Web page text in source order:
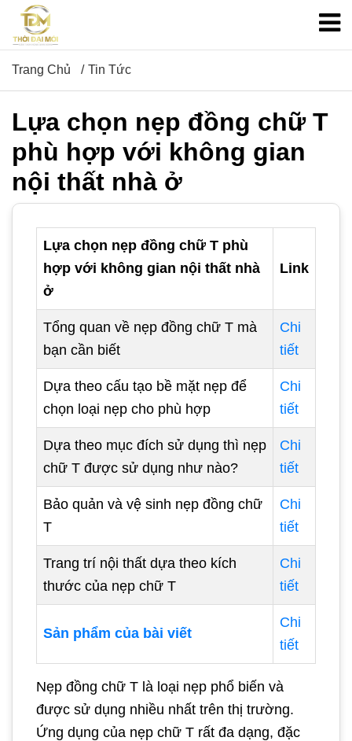
Trang Chủ Tin Tức
Lựa chọn nẹp đồng chữ T
phù hợp với không gian
nội thất nhà ở
Lựa chọn nẹp đồng chữ T phù
hợp với không gian nội thất nhà
ở
Link
Tổng quan về nẹp đồng chữ T mà
bạn cần biết
Chi
tiết
Dựa theo cấu tạo bề mặt nẹp để
chọn loại nẹp cho phù hợp
Chi
tiết
Dựa theo mục đích sử dụng thì nẹp
chữ T được sử dụng như nào?
Chi
tiết
Bảo quản và vệ sinh nẹp đồng chữ
T
Chi
tiết
Trang trí nội thất dựa theo kích
thước của nẹp chữ T
Chi
tiết
Sản phẩm của bài viết
Chi
tiết
Nẹp đồng chữ T là loại nẹp phổ biến và
được sử dụng nhiều nhất trên thị trường.
Ứng dụng của nẹp chữ T rất đa dạng, đặc